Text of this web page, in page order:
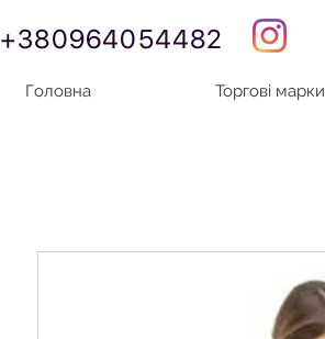
+380964054482
Головна Торгові марки